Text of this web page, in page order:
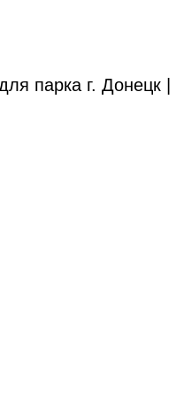
парка г. Донецк |